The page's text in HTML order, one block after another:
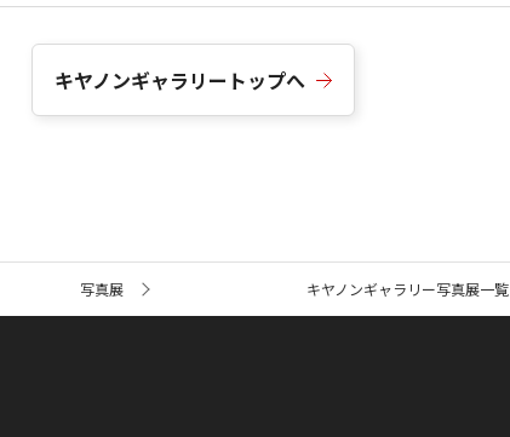
キヤノンギャラリートップへ
写真展 キヤノンギャラリー写真展一覧